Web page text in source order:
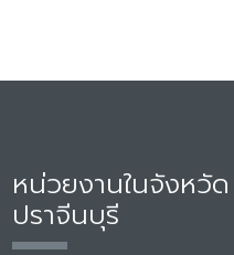
หน่วยงานในจังหวัด
ปราจีนบุรี